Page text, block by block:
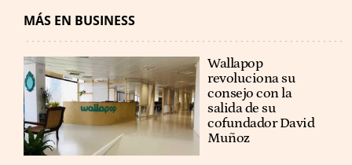
MÁS EN BUSINESS
Wallapop
revoluciona su
consejo con la
salida de su
cofundador David
Muñoz